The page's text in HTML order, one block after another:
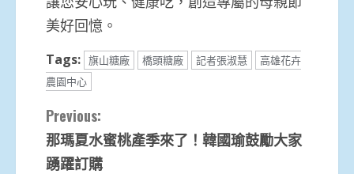
美好回憶。
Tags: 旗山糖廠 橋頭糖廠 記者張淑慧
高雄花卉
農園中心
Continue
Reading
Previous:
那瑪夏水蜜桃產季來了！韓國瑜鼓勵大家
踴躍訂購